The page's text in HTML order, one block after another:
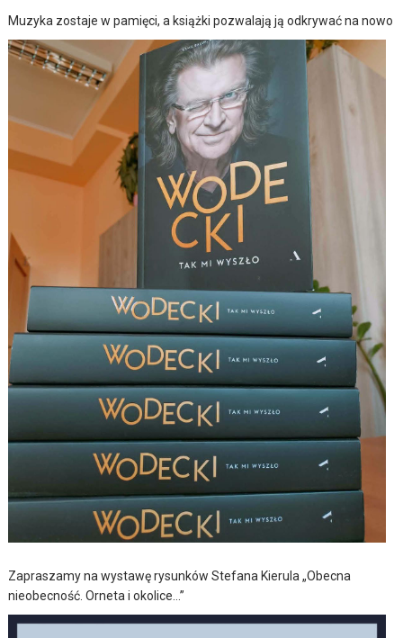
Muzyka zostaje w pamięci, a książki pozwalają ją odkrywać na nowo
Zapraszamy na wystawę rysunków Stefana Kierula „Obecna
nieobecność. Orneta i okolice…”